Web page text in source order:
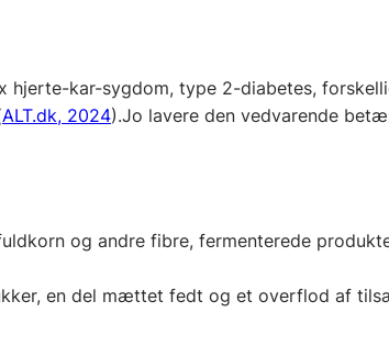
kar-sygdom, type 2-diabetes,
ALT.dk, 2024).Jo lavere den vedvarende
og andre fibre, fermenterede
en del mættet fedt og et overflod af